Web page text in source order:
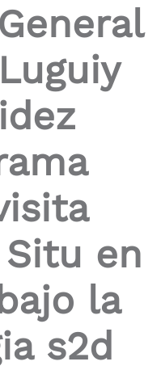
Situ en
la
s2d